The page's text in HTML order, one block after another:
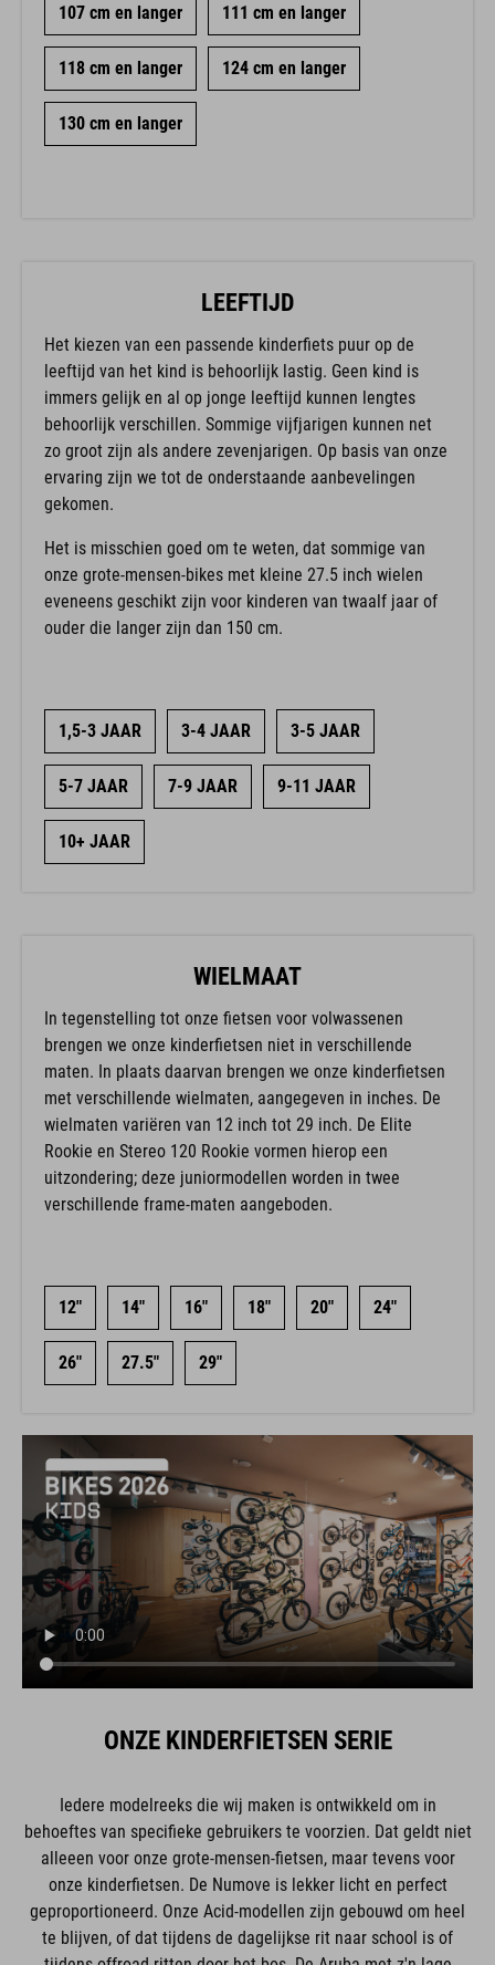
107 cm en langer 111 cm en langer
118 cm en langer 124 cm en langer
130 cm en langer
LEEFTIJD
Het kiezen van een passende kinderfiets puur op de
leeftijd van het kind is behoorlijk lastig. Geen kind is
immers gelijk en al op jonge leeftijd kunnen lengtes
behoorlijk verschillen. Sommige vijfjarigen kunnen net
zo groot zijn als andere zevenjarigen. Op basis van onze
ervaring zijn we tot de onderstaande aanbevelingen
gekomen.
Het is misschien goed om te weten, dat sommige van
onze grote-mensen-bikes met kleine 27.5 inch wielen
eveneens geschikt zijn voor kinderen van twaalf jaar of
ouder die langer zijn dan 150 cm.
1,5-3 JAAR 3-4 JAAR 3-5 JAAR
5-7 JAAR 7-9 JAAR 9-11 JAAR
10+ JAAR
WIELMAAT
In tegenstelling tot onze fietsen voor volwassenen
brengen we onze kinderfietsen niet in verschillende
maten. In plaats daarvan brengen we onze kinderfietsen
met verschillende wielmaten, aangegeven in inches. De
wielmaten variëren van 12 inch tot 29 inch. De Elite
Rookie en Stereo 120 Rookie vormen hierop een
uitzondering; deze juniormodellen worden in twee
verschillende frame-maten aangeboden.
12" 14" 16" 18" 20" 24"
26" 27.5" 29"
ONZE KINDERFIETSEN SERIE
Iedere modelreeks die wij maken is ontwikkeld om in
behoeftes van specifieke gebruikers te voorzien. Dat geldt niet
alleeen voor onze grote-mensen-fietsen, maar tevens voor
onze kinderfietsen. De Numove is lekker licht en perfect
geproportioneerd. Onze Acid-modellen zijn gebouwd om heel
te blijven, of dat tijdens de dagelijkse rit naar school is of